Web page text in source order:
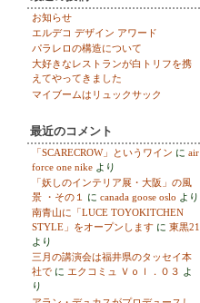
お知らせ
エルデコ デザイン アワード
パラレロの構造について
大好きなレストランが白トリフを携
えてやってきました
マイブームはリュックサック
最近のコメント
「SCARECROW」というワイン に air
force one nike より
「妖しのインテリア展・大阪」の風
景 ・その１
に canada goose oslo より
南青山に「LUCE TOYOKITCHEN
STYLE」をオープンします に 東黒21
より
三月の講演会は福井県のタッセイ本
社で に エクコミュ Ｖｏｌ．０３ よ
り